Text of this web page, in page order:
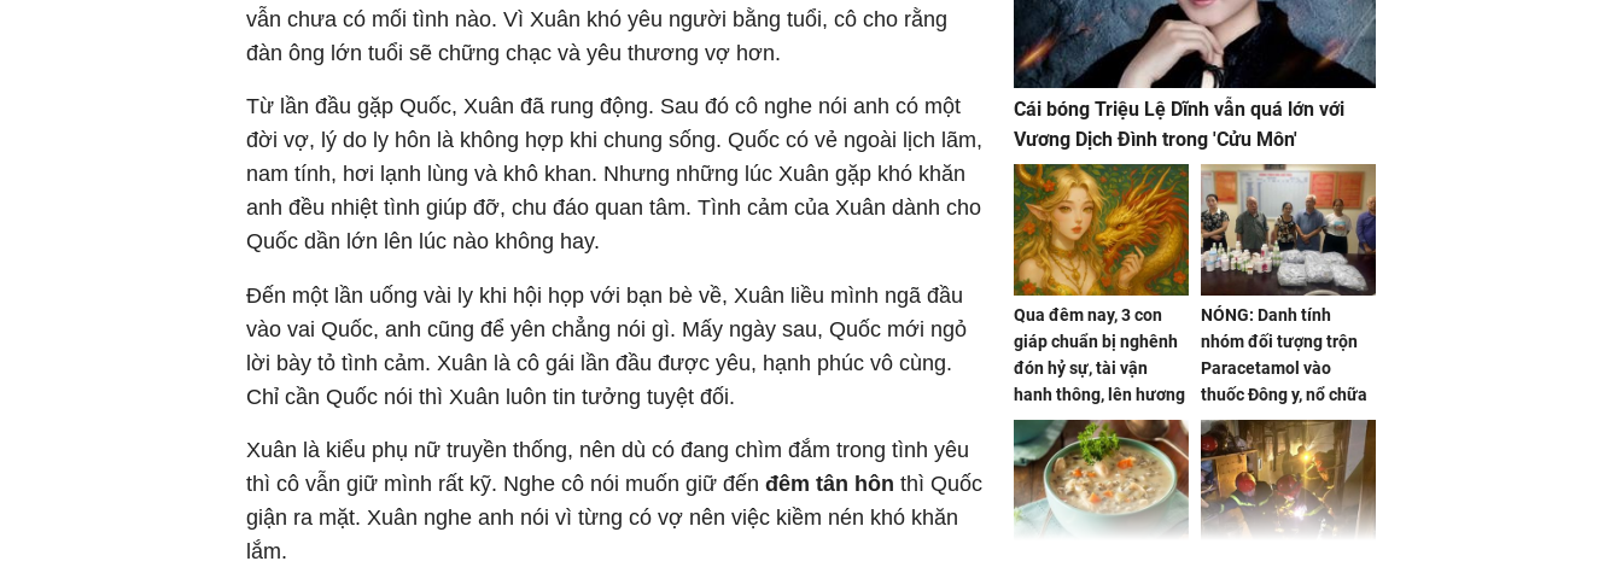
vẫn chưa có mối tình nào. Vì Xuân khó yêu người bằng tuổi, cô cho rằng
đàn ông lớn tuổi sẽ chững chạc và yêu thương vợ hơn.
Từ lần đầu gặp Quốc, Xuân đã rung động. Sau đó cô nghe nói anh có một
đời vợ, lý do ly hôn là không hợp khi chung sống. Quốc có vẻ ngoài lịch lãm,
nam tính, hơi lạnh lùng và khô khan. Nhưng những lúc Xuân gặp khó khăn
anh đều nhiệt tình giúp đỡ, chu đáo quan tâm. Tình cảm của Xuân dành cho
Quốc dần lớn lên lúc nào không hay.
Đến một lần uống vài ly khi hội họp với bạn bè về, Xuân liều mình ngã đầu
vào vai Quốc, anh cũng để yên chẳng nói gì. Mấy ngày sau, Quốc mới ngỏ
lời bày tỏ tình cảm. Xuân là cô gái lần đầu được yêu, hạnh phúc vô cùng.
Chỉ cần Quốc nói thì Xuân luôn tin tưởng tuyệt đối.
Xuân là kiểu phụ nữ truyền thống, nên dù có đang chìm đắm trong tình yêu
thì cô vẫn giữ mình rất kỹ. Nghe cô nói muốn giữ đến đêm tân hôn thì Quốc
giận ra mặt. Xuân nghe anh nói vì từng có vợ nên việc kiềm nén khó khăn
lắm.
Cái bóng Triệu Lệ Dĩnh vẫn quá lớn với
Vương Dịch Đình trong 'Cửu Môn'
Qua đêm nay, 3 con
giáp chuẩn bị nghênh
đón hỷ sự, tài vận
hanh thông, lên hương
hóa Rồng hóa Phượng,
gom hết may mắn về
nhà
NÓNG: Danh tính
nhóm đối tượng trộn
Paracetamol vào
thuốc Đông y, nổ chữa
bách bệnh